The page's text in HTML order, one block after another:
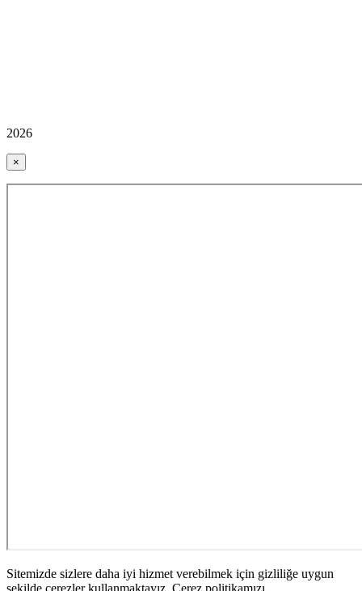
2026
×
Sitemizde sizlere daha iyi hizmet verebilmek için gizliliğe uygun
şekilde çerezler kullanmaktayız. Çerez politikamızı